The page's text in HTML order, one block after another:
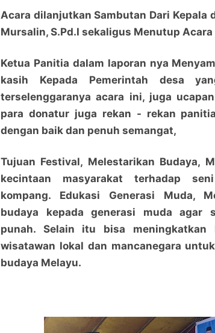
Acara dilanjutkan Sambutan Dari Kepala
Mursalin, S.Pd.I sekaligus Menutup Acara
Ketua Panitia dalam laporan nya
kasih Kepada Pemerintah desa
terselenggaranya acara ini, juga
para donatur juga rekan - rekan
dengan baik dan penuh semangat,
Tujuan Festival, Melestarikan Budaya,
kecintaan masyarakat terhadap
kompang. Edukasi Generasi Muda,
budaya kepada generasi muda agar
punah. Selain itu bisa
wisatawan lokal dan mancanegara
budaya Melayu.